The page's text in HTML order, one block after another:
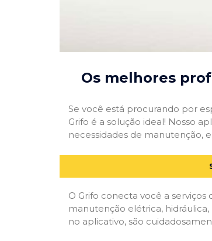
Os melhores
Se você está procurando por
Grifo é a solução ideal! Nosso
necessidades de manutenção,
O Grifo conecta você a
manutenção elétrica, hidráulica,
no aplicativo, são